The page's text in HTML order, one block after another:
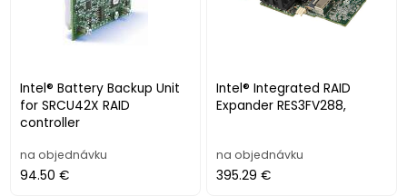
Intel® Battery Backup Unit
for SRCU42X RAID
controller
na objednávku
94.50 €
Intel® Integrated RAID
Expander RES3FV288,
na objednávku
395.29 €